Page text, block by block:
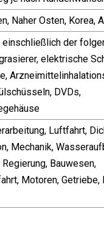
Naher Osten, Korea,
einschließlich der
elektrische
DVDs,
Luftfahrt,
Mechanik,
Regierung, Bauwesen,
Motoren, Getriebe,